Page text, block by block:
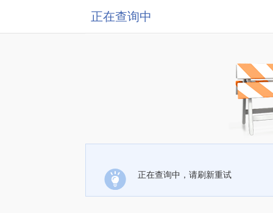
正在查询中
正在查询中，请刷新重试